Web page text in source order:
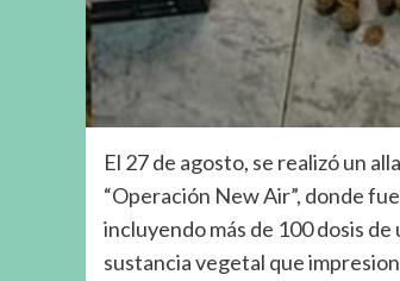
El 27 de agosto, se realizó un
“Operación New Air”, donde
incluyendo más de 100 dosis
sustancia vegetal que